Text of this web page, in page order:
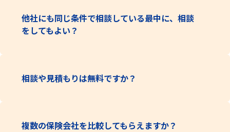
他社にも同じ条件で相談している最中に、相談
をしてもよい？
相談や見積もりは無料ですか？
複数の保険会社を比較してもらえますか？